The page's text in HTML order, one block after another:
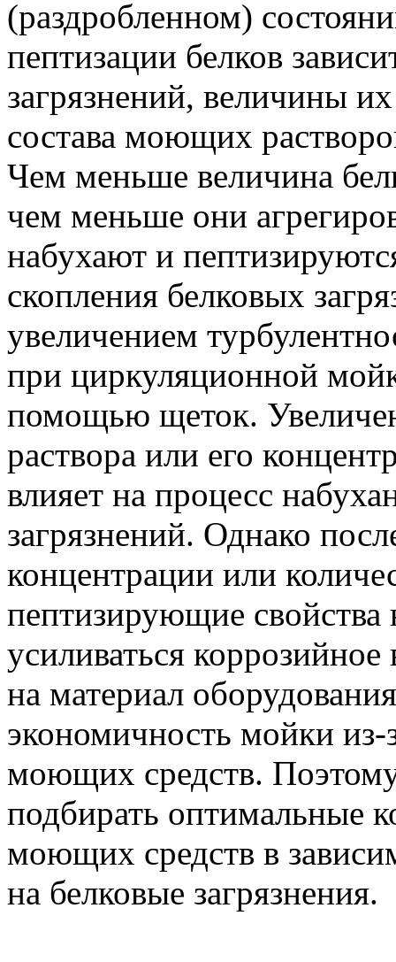
(раздробленном)
пептизации белков
загрязнений, величины
состава моющих
Чем меньше величина
чем меньше они
набухают и
скопления белковых
увеличением
при циркуляционной
помощью щеток.
раствора или его
влияет на процесс
загрязнений. Однако
концентрации или
пептизирующие
усиливаться
на материал
экономичность мойки из-
моющих средств.
подбирать оптимальные
моющих средств в
на белковые загрязнения.